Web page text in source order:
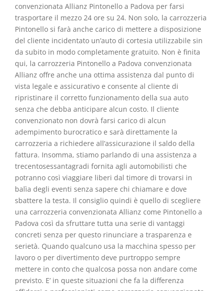
convenzionata Allianz Pintonello a Padova per farsi
trasportare il mezzo 24 ore su 24. Non solo, la carrozzeria
Pintonello si farà anche carico di mettere a disposizione
del cliente incidentato un’auto di cortesia utilizzabile sin
da subito in modo completamente gratuito. Non è finita
qui, la carrozzeria Pintonello a Padova convenzionata
Allianz offre anche una ottima assistenza dal punto di
vista legale e assicurativo e consente al cliente di
ripristinare il corretto funzionamento della sua auto
senza che debba anticipare alcun costo. Il cliente
convenzionato non dovrà farsi carico di alcun
adempimento burocratico e sarà direttamente la
carrozzeria a richiedere all’assicurazione il saldo della
fattura. Insomma, stiamo parlando di una assistenza a
trecentosessantagradi fornita agli automobilisti che
potranno così viaggiare liberi dal timore di trovarsi in
balìa degli eventi senza sapere chi chiamare e dove
sbattere la testa. Il consiglio quindi è quello di scegliere
una carrozzeria convenzionata Allianz come Pintonello a
Padova così da sfruttare tutta una serie di vantaggi
concreti senza per questo rinunciare a trasparenza e
serietà. Quando qualcuno usa la macchina spesso per
lavoro o per divertimento deve purtroppo sempre
mettere in conto che qualcosa possa non andare come
previsto. E’ in queste situazioni che fa la differenza